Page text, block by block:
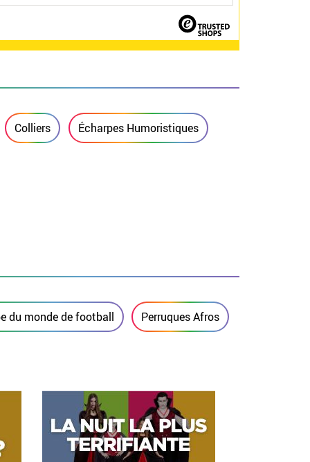
Colliers Écharpes Humoristiques
du monde de football Perruques Afros